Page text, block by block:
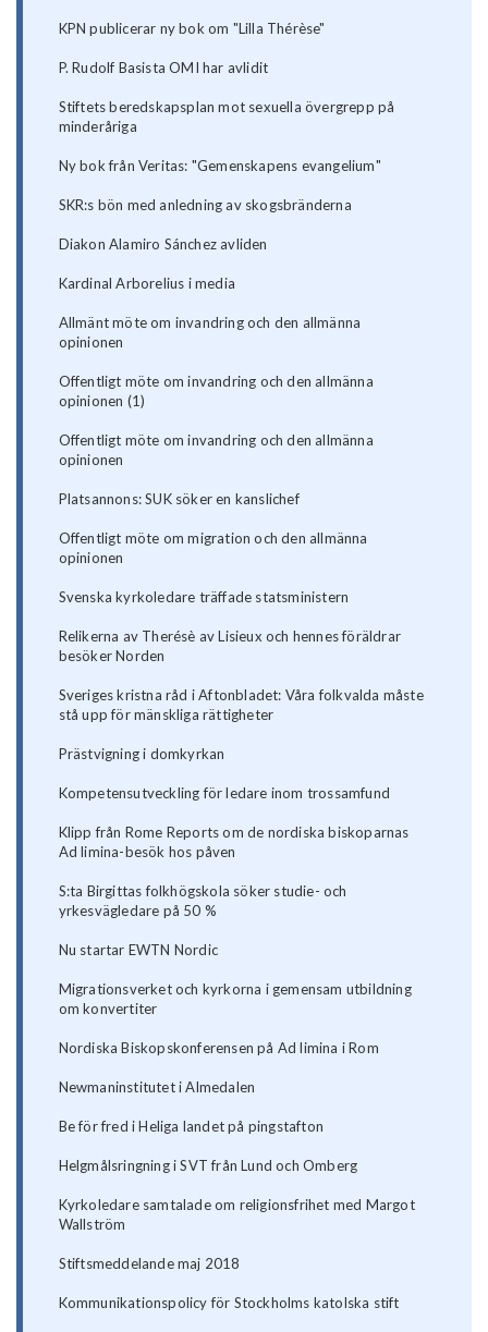
KPN publicerar ny bok om "Lilla Thérèse"
P. Rudolf Basista OMI har avlidit
Stiftets beredskapsplan mot sexuella övergrepp på
minderåriga
Ny bok från Veritas: "Gemenskapens evangelium"
SKR:s bön med anledning av skogsbränderna
Diakon Alamiro Sánchez avliden
Kardinal Arborelius i media
Allmänt möte om invandring och den allmänna
opinionen
Offentligt möte om invandring och den allmänna
opinionen (1)
Offentligt möte om invandring och den allmänna
opinionen
Platsannons: SUK söker en kanslichef
Offentligt möte om migration och den allmänna
opinionen
Svenska kyrkoledare träffade statsministern
Relikerna av Therésè av Lisieux och hennes föräldrar
besöker Norden
Sveriges kristna råd i Aftonbladet: Våra folkvalda måste
stå upp för mänskliga rättigheter
Prästvigning i domkyrkan
Kompetensutveckling för ledare inom trossamfund
Klipp från Rome Reports om de nordiska biskoparnas
Ad limina-besök hos påven
S:ta Birgittas folkhögskola söker studie- och
yrkesvägledare på 50 %
Nu startar EWTN Nordic
Migrationsverket och kyrkorna i gemensam utbildning
om konvertiter
Nordiska Biskopskonferensen på Ad limina i Rom
Newmaninstitutet i Almedalen
Be för fred i Heliga landet på pingstafton
Helgmålsringning i SVT från Lund och Omberg
Kyrkoledare samtalade om religionsfrihet med Margot
Wallström
Stiftsmeddelande maj 2018
Kommunikationspolicy för Stockholms katolska stift